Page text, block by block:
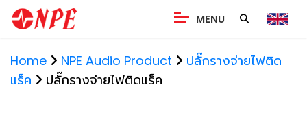
MENU
Home NPE Audio Product
ปลั๊กรางจ่ายไฟติด
แร็ค
ปลั๊กรางจ่ายไฟติดแร็ค